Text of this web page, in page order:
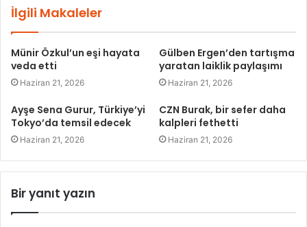
İlgili Makaleler
Münir Özkul’un eşi hayata
veda etti
Haziran 21, 2026
Gülben Ergen’den tartışma
yaratan laiklik paylaşımı
Haziran 21, 2026
Ayşe Sena Gurur, Türkiye’yi
Tokyo’da temsil edecek
Haziran 21, 2026
CZN Burak, bir sefer daha
kalpleri fethetti
Haziran 21, 2026
Bir yanıt yazın